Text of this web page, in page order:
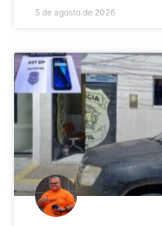
5 de agosto de 2026